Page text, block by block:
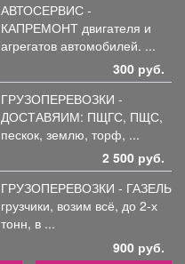
АВТОСЕРВИС -
КАПРЕМОНТ двигателя и
агрегатов автомобилей. ...
300 руб.
ГРУЗОПЕРЕВОЗКИ -
ДОСТАВЯИМ: ПЩГС, ПЩС,
пескок, землю, торф, ...
2 500 руб.
ГРУЗОПЕРЕВОЗКИ - ГАЗЕЛЬ
грузчики, возим всё, до 2-х
тонн, в ...
900 руб.